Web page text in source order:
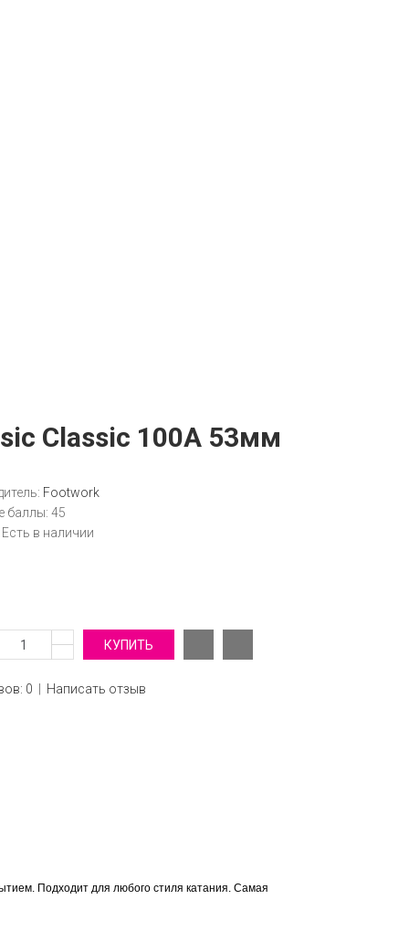
Classic 100A 53мм
Footwork
баллы: 45
Есть в наличии
0 Написать отзыв
Подходит для любого стиля катания. Самая